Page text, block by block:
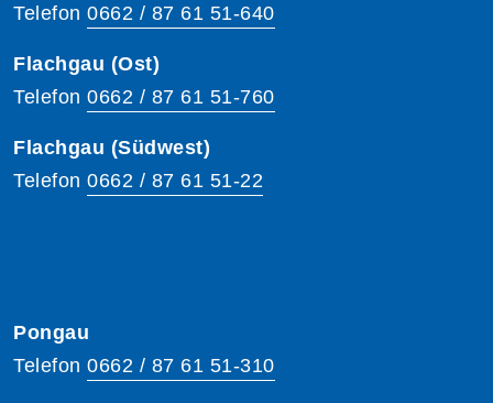
Telefon 0662 / 87 61 51-640
Flachgau (Ost)
Telefon 0662 / 87 61 51-760
Flachgau (Südwest)
Telefon 0662 / 87 61 51-22
Pongau
Telefon 0662 / 87 61 51-310